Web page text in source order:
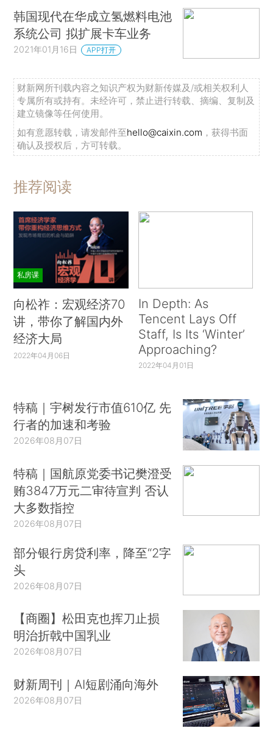
韩国现代在华成立氢燃料电池
系统公司 拟扩展卡车业务
2021年01月16日 APP打开
财新网所刊载内容之知识产权为财新传媒及/或相关权利人
专属所有或持有。未经许可，禁止进行转载、摘编、复制及
建立镜像等任何使用。
如有意愿转载，请发邮件至hello@caixin.com ，获得书面
确认及授权后，方可转载。
推荐阅读
私房课
向松祚：宏观经济70
讲，带你了解国内外
经济大局
2022年04月06日
In Depth: As
Tencent Lays Off
Staff, Is Its ‘Winter’
Approaching?
2022年04月01日
特稿｜宇树发行市值610亿 先
行者的加速和考验
2026年08月07日
特稿｜国航原党委书记樊澄受
贿3847万元二审待宣判 否认
大多数指控
2026年08月07日
部分银行房贷利率，降至“2字
头
2026年08月07日
【商圈】松田克也挥刀止损
明治折戟中国乳业
2026年08月07日
财新周刊｜AI短剧涌向海外
2026年08月07日